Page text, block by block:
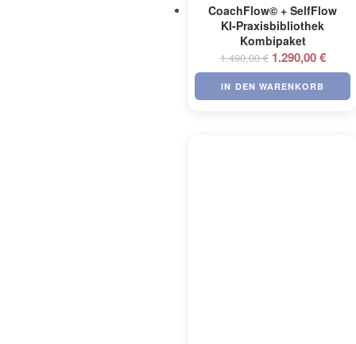
CoachFlow© + SelfFlow
KI-Praxisbibliothek
Kombipaket
1.490,00€ Ursprünglicher
Preis
war:
1.290,00€
Preis
IN DEN WARENKORB